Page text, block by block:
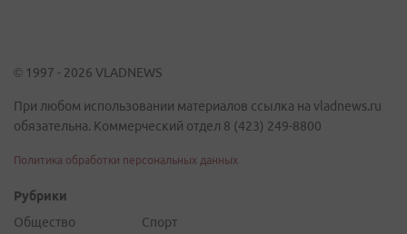
© 1997 - 2026 VLADNEWS
При любом использовании материалов ссылка на vladnews.ru
обязательна. Коммерческий отдел 8 (423) 249-8800
Политика обработки персональных данных
Рубрики
Общество
Спорт